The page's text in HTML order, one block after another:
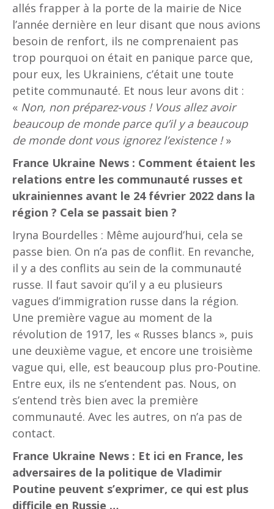
allés frapper à la porte de la mairie de Nice
l’année dernière en leur disant que nous avions
besoin de renfort, ils ne comprenaient pas
trop pourquoi on était en panique parce que,
pour eux, les Ukrainiens, c’était une toute
petite communauté. Et nous leur avons dit :
« Non, non préparez-vous ! Vous allez avoir
beaucoup de monde parce qu’il y a beaucoup
de monde dont vous ignorez l’existence !»
France Ukraine News : Comment étaient les
relations entre les communauté russes et
ukrainiennes avant le 24 février 2022 dans la
région ? Cela se passait bien ?
Iryna Bourdelles : Même aujourd’hui, cela se
passe bien. On n’a pas de conflit. En revanche,
il y a des conflits au sein de la communauté
russe. Il faut savoir qu’il y a eu plusieurs
vagues d’immigration russe dans la région.
Une première vague au moment de la
révolution de 1917, les « Russes blancs », puis
une deuxième vague, et encore une troisième
vague qui, elle, est beaucoup plus pro-Poutine.
Entre eux, ils ne s’entendent pas. Nous, on
s’entend très bien avec la première
communauté. Avec les autres, on n’a pas de
contact.
France Ukraine News : Et ici en France, les
adversaires de la politique de Vladimir
Poutine peuvent s’exprimer, ce qui est plus
difficile en Russie …